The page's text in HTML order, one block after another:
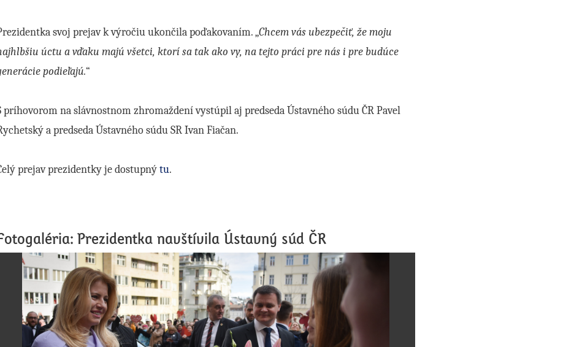
svoj prejav k výročiu ukončila poďakovaním. „Chcem vás ubezpečiť, že moju
úctu a vďaku majú všetci, ktorí sa tak ako vy, na tejto práci pre nás i pre budúce
podieľajú.“
príhovorom na slávnostnom zhromaždení vystúpil aj predseda Ústavného súdu ČR Pavel
a predseda Ústavného súdu SR Ivan Fiačan.
prejav prezidentky je dostupnýtu.
Prezidentka navštívila Ústavný súd ČR